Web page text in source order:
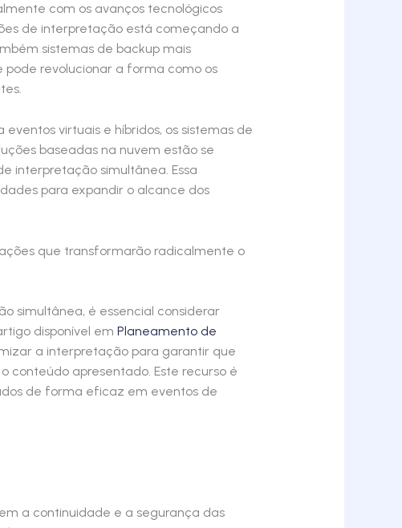
com os avanços tecnológicos
de interpretação está começando a
sistemas de backup mais
revolucionar a forma como os
virtuais e híbridos, os sistemas de
baseadas na nuvem estão se
interpretação simultânea. Essa
para expandir o alcance dos
que transformarão radicalmente o
simultânea, é essencial considerar
disponível em Planeamento de
a interpretação para garantir que
conteúdo apresentado. Este recurso é
de forma eficaz em eventos de
a continuidade e a segurança das